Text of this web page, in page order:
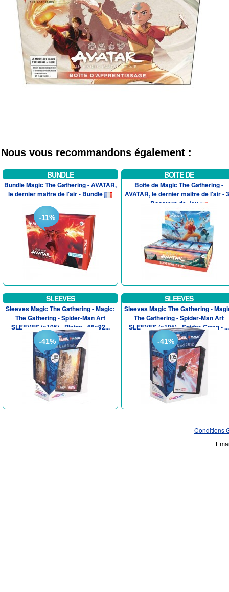
Nous vous recommandons également :
BUNDLE
Bundle Magic The Gathering - AVATAR,
le dernier maitre de l'air - Bundle
-11%
BOITE DE
Boite de Magic The Gathering -
AVATAR, le dernier maitre de l'air -
Boosters de Jeu
SLEEVES
Sleeves Magic The Gathering - Magic:
The Gathering - Spider-Man Art
SLEEVES (x105) - Plains - 66x92...
-41%
SLEEVES
Sleeves Magic The Gathering -
The Gathering - Spider-Man Art
SLEEVES (x105) - Spider-Gwen - ...
-41%
Conditions